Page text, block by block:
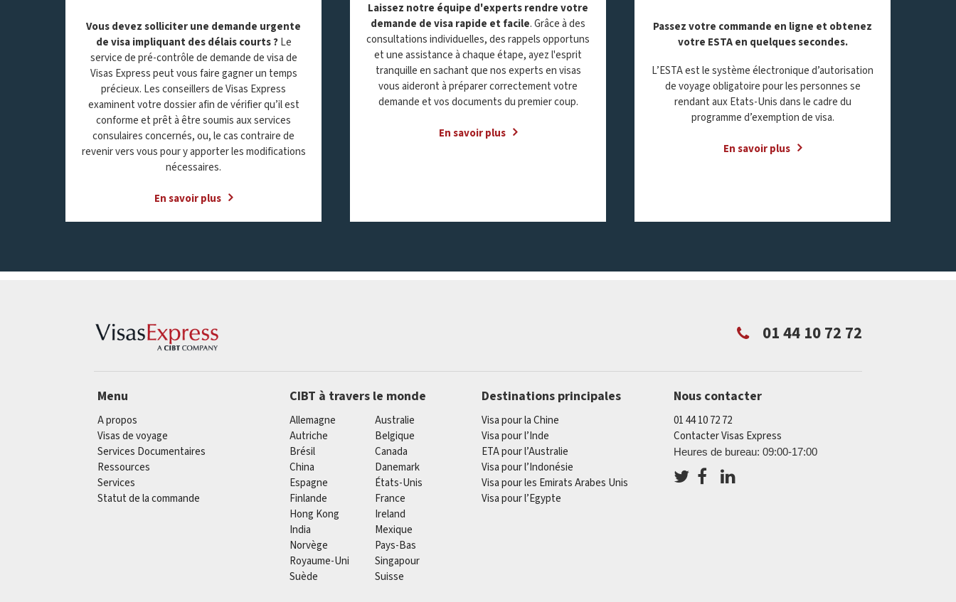
Vous devez solliciter une demande urgente
de visa impliquant des délais courts ?Le
service de pré-contrôle de demande de visa de
Visas Express peut vous faire gagner un temps
précieux. Les conseillers de Visas Express
examinent votre dossier afin de vérifier qu’il est
conforme et prêt à être soumis aux services
consulaires concernés, ou, le cas contraire de
revenir vers vous pour y apporter les modifications
nécessaires.
En savoir plus
Laissez notre équipe d'experts rendre votre
demande de visa rapide et facile. Grâce à des
consultations individuelles, des rappels opportuns
et une assistance à chaque étape, ayez l'esprit
tranquille en sachant que nos experts en visas
vous aideront à préparer correctement votre
demande et vos documents du premier coup.
En savoir plus
Passez votre commande en ligne et obtenez
votre ESTA en quelques secondes.
L’ESTA est le système électronique d’autorisation
de voyage obligatoire pour les personnes se
rendant aux Etats-Unis dans le cadre du
programme d’exemption de visa.
En savoir plus
01 44 10 72 72
Menu
A propos
Visas de voyage
Services Documentaires
Ressources
Services
Statut de la commande
CIBT à travers le monde
Allemagne
Australie
Autriche
Belgique
Brésil
Canada
China
Danemark
Espagne
États-Unis
Finlande
France
Hong Kong
Ireland
India
Mexique
Norvège
Pays-Bas
Royaume-Uni
Singapour
Suède
Suisse
Destinations principales
Visa pour la Chine
Visa pour l’Inde
ETA pour l’Australie
Visa pour l’Indonésie
Visa pour les Emirats Arabes Unis
Visa pour l’Egypte
Nous contacter
01 44 10 72 72
Contacter Visas Express
Heures de bureau: 09:00-17:00